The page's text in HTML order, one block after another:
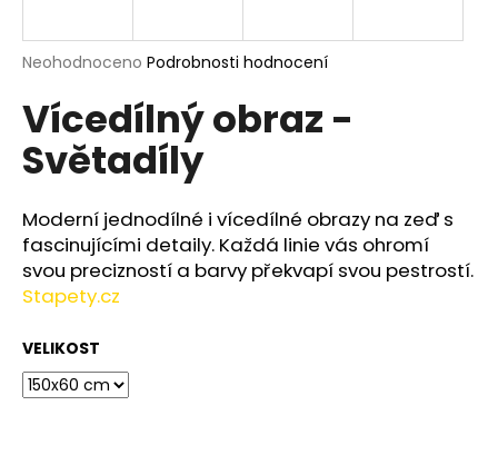
Průměrné
produktu
je
0,0
z
hvězdiček.
Neohodnoceno Podrobnosti hodnocení
Vícedílný obraz -
Světadíly
Moderní jednodílné i vícedílné obrazy na zeď s
fascinujícími detaily. Každá linie vás ohromí
svou precizností a barvy překvapí svou pestrostí.
Stapety.cz
VELIKOST
j
t
?
HLEDAT
D
o
p